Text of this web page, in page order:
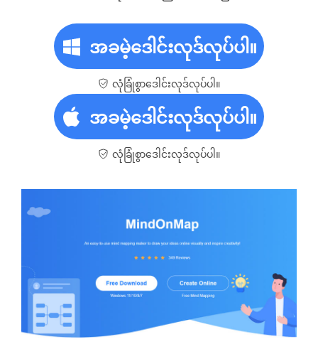
အခမဲ့ဒေါင်းလုဒ်လုပ်ပါ။
လုံခြုံစွာဒေါင်းလုဒ်လုပ်ပါ။
အခမဲ့ဒေါင်းလုဒ်လုပ်ပါ။
လုံခြုံစွာဒေါင်းလုဒ်လုပ်ပါ။